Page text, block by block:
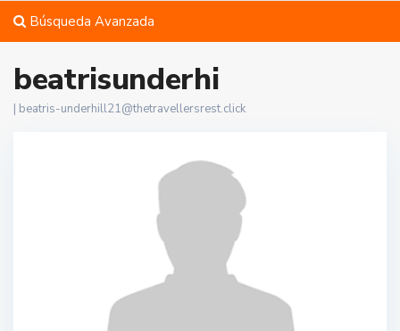
Búsqueda Avanzada
beatrisunderhi
beatris-underhill21@thetravellersrest.click